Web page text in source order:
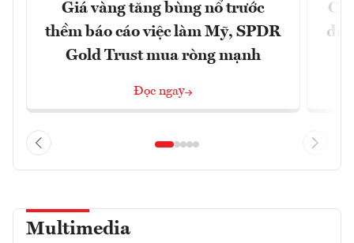
Giá vàng tăng bùng nổ trước
thềm báo cáo việc làm Mỹ, SPDR
Gold Trust mua ròng mạnh
Đọc ngay
đã
Multimedia